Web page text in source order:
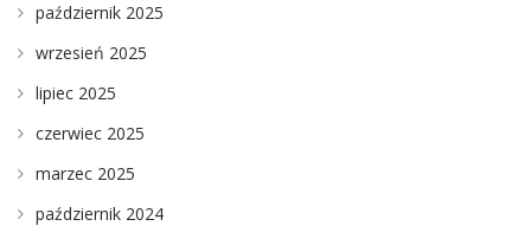
październik 2025
wrzesień 2025
lipiec 2025
czerwiec 2025
marzec 2025
październik 2024